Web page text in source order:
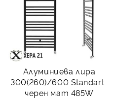
Алуминиева лира
300(260)/600 Standart-
черен мат 485W